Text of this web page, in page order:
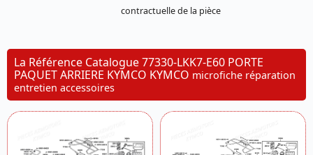
contractuelle de la pièce
La Référence Catalogue 77330-LKK7-E60 PORTE
PAQUET ARRIERE KYMCO KYMCO microfiche réparation
entretien accessoires